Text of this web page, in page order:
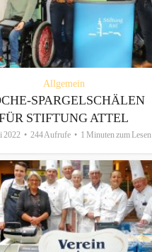
Allgemein
SPARGELSCHÄLEN
STIFTUNG ATTEL
2022 244 Aufrufe 1 Minuten zum Lesen